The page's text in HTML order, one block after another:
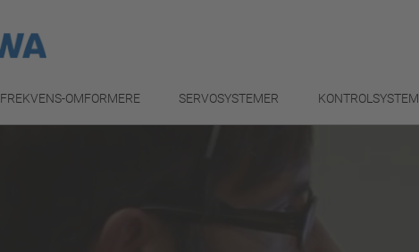
FREKVENS-OMFORMERE SERVOSYSTEMER KONTROLSYSTEM